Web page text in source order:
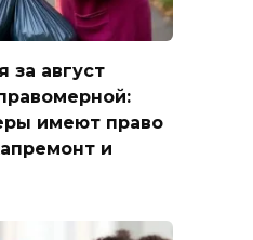
за август
имеют право
и